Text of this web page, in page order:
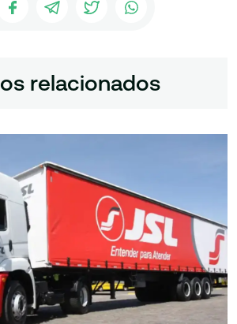
relacionados